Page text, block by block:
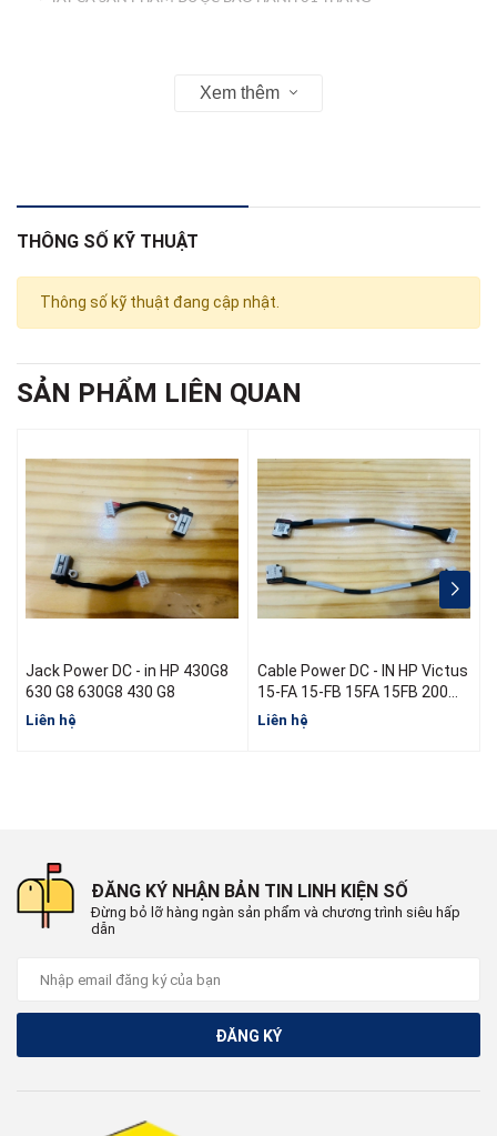
-----> VỎ ( COVER ) KHÔNG BẢO HÀNH
Zalo: 0933.823.693 KD
Xem thêm
THÔNG SỐ KỸ THUẬT
Thông số kỹ thuật đang cập nhật.
SẢN PHẨM LIÊN QUAN
Jack Power DC - in HP 430G8
630 G8 630G8 430 G8
Liên hệ
Cable Power DC - IN HP Victus
15-FA 15-FB 15FA 15FB 200W
N13314-001 L52B16-S46
N13470-S60 N13470-Y60
Liên hệ
ĐĂNG KÝ NHẬN BẢN TIN LINH KIỆN SỐ
Đừng bỏ lỡ hàng ngàn sản phẩm và chương trình siêu hấp
dẫn
ĐĂNG KÝ